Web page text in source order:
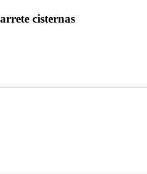
cisternas